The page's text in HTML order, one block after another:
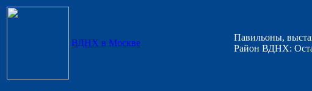
ВДНХ в Москве
Павильоны,
Район ВДНХ: